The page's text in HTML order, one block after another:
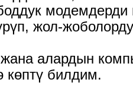
модемдерди
жол-
алардын
көптү билдим.